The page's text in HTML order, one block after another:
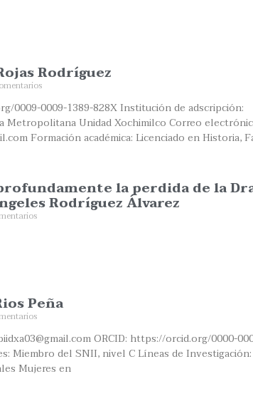
Rodríguez
0009-0009-1389-828X Institución de adscripción:
Metropolitana Unidad Xochimilco Correo
Formación académica: Licenciado en Historia,
la perdida de la
Rodríguez Álvarez
Peña
ORCID: https://orcid.org/0000-
Miembro del SNII, nivel C Líneas de
Mujeres en